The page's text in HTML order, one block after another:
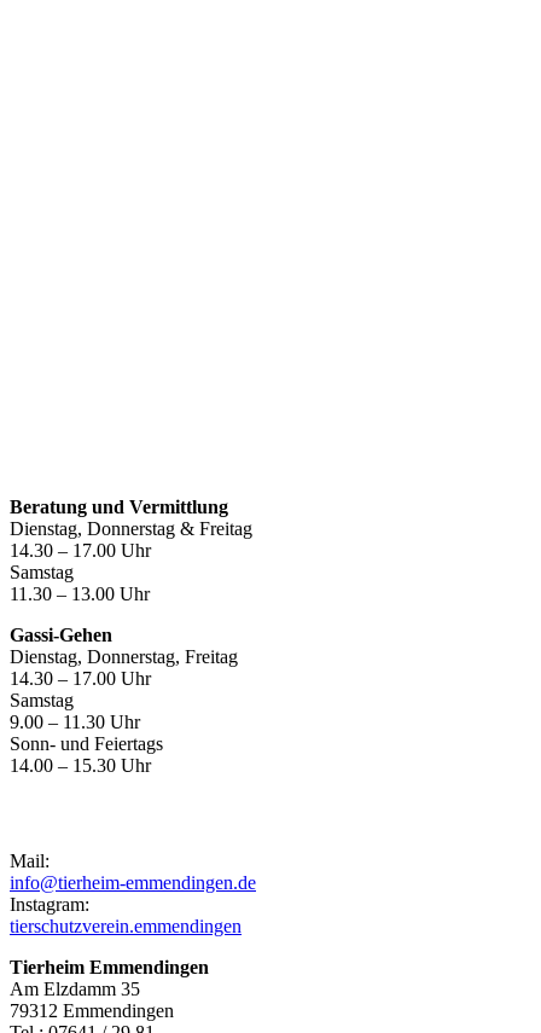
Beratung und Vermittlung
Dienstag, Donnerstag & Freitag
14.30 – 17.00 Uhr
Samstag
11.30 – 13.00 Uhr
Gassi-Gehen
Dienstag, Donnerstag, Freitag
14.30 – 17.00 Uhr
Samstag
9.00 – 11.30 Uhr
Sonn- und Feiertags
14.00 – 15.30 Uhr
Mail:
info@tierheim-emmendingen.de
Instagram:
tierschutzverein.emmendingen
Tierheim Emmendingen
Am Elzdamm 35
79312 Emmendingen